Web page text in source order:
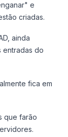
e
criadas.
ainda
entradas do
fica em
que farão